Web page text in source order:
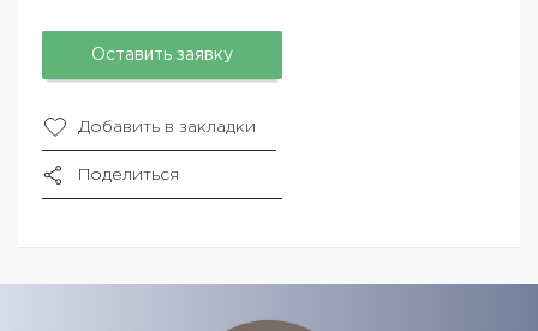
Оставить заявку
Добавить в закладки
Поделиться